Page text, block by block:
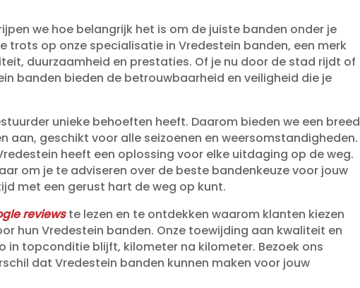
we hoe belangrijk het is om de juiste banden onder je
trots op onze specialisatie in Vredestein banden, een merk
duurzaamheid en prestaties.​ Of je nu door de stad rijdt of
banden bieden de betrouwbaarheid en veiligheid die je
unieke behoeften heeft.​ Daarom bieden we een breed
aan, geschikt voor alle seizoenen en weersomstandigheden.​
heeft een oplossing voor elke uitdaging op de weg.​
om je te adviseren over de beste bandenkeuze voor jouw
met een gerust hart de weg op kunt.​
reviewste lezen en te ontdekken waarom klanten kiezen
hun Vredestein banden.​ Onze toewijding aan kwaliteit en
in topconditie blijft, kilometer na kilometer.​ Bezoek ons
dat Vredestein banden kunnen maken voor jouw